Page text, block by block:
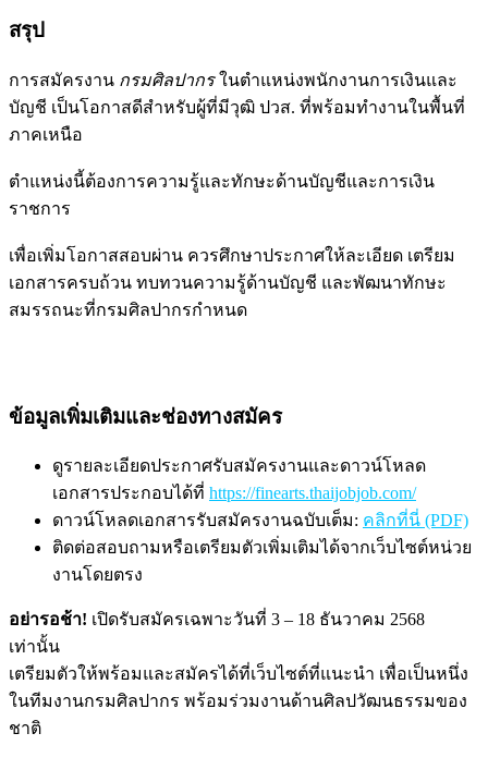
สรุป
การสมัครงาน กรมศิลปากรในตำแหน่งพนักงานการเงินและ
บัญชี เป็นโอกาสดีสำหรับผู้ที่มีวุฒิ ปวส. ที่พร้อมทำงานในพื้นที่
ภาคเหนือ
ตำแหน่งนี้ต้องการความรู้และทักษะด้านบัญชีและการเงิน
ราชการ
เพื่อเพิ่มโอกาสสอบผ่าน ควรศึกษาประกาศให้ละเอียด เตรียม
เอกสารครบถ้วน ทบทวนความรู้ด้านบัญชี และพัฒนาทักษะ
สมรรถนะที่กรมศิลปากรกำหนด
ข้อมูลเพิ่มเติมและช่องทางสมัคร
ดูรายละเอียดประกาศรับสมัครงานและดาวน์โหลด
เอกสารประกอบได้ที่ https://finearts.thaijobjob.com/
ดาวน์โหลดเอกสารรับสมัครงานฉบับเต็ม: คลิกที่นี่ (PDF)
ติดต่อสอบถามหรือเตรียมตัวเพิ่มเติมได้จากเว็บไซต์หน่วย
งานโดยตรง
อย่ารอช้า! เปิดรับสมัครเฉพาะวันที่ 3 – 18 ธันวาคม 2568
เท่านั้น
เตรียมตัวให้พร้อมและสมัครได้ที่เว็บไซต์ที่แนะนำ เพื่อเป็นหนึ่ง
ในทีมงานกรมศิลปากร พร้อมร่วมงานด้านศิลปวัฒนธรรมของ
ชาติ